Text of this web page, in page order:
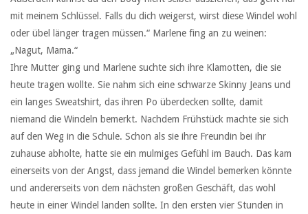
mit meinem Schlüssel. Falls du dich weigerst, wirst diese Windel wohl
oder übel länger tragen müssen.“ Marlene fing an zu weinen:
„Nagut, Mama.“
Ihre Mutter ging und Marlene suchte sich ihre Klamotten, die sie
heute tragen wollte. Sie nahm sich eine schwarze Skinny Jeans und
ein langes Sweatshirt, das ihren Po überdecken sollte, damit
niemand die Windeln bemerkt. Nachdem Frühstück machte sie sich
auf den Weg in die Schule. Schon als sie ihre Freundin bei ihr
zuhause abholte, hatte sie ein mulmiges Gefühl im Bauch. Das kam
einerseits von der Angst, dass jemand die Windel bemerken könnte
und andererseits von dem nächsten großen Geschäft, das wohl
heute in einer Windel landen sollte. In den ersten vier Stunden in